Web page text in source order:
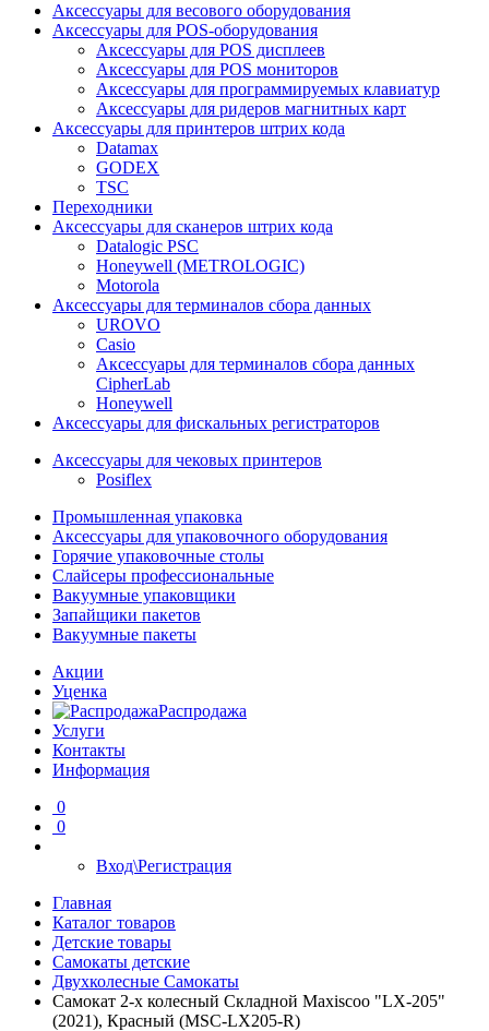
Аксессуары для весового оборудования
Аксессуары для POS-оборудования
Аксессуары для POS дисплеев
Аксессуары для POS мониторов
Аксессуары для программируемых клавиатур
Аксессуары для ридеров магнитных карт
Аксессуары для принтеров штрих кода
Datamax
GODEX
TSC
Переходники
Аксессуары для сканеров штрих кода
Datalogic PSC
Honeywell (METROLOGIC)
Motorola
Аксессуары для терминалов сбора данных
UROVO
Casio
Аксессуары для терминалов сбора данных
CipherLab
Honeywell
Аксессуары для фискальных регистраторов
Аксессуары для чековых принтеров
Posiflex
Промышленная упаковка
Аксессуары для упаковочного оборудования
Горячие упаковочные столы
Слайсеры профессиональные
Вакуумные упаковщики
Запайщики пакетов
Вакуумные пакеты
Акции
Уценка
Распродажа
Услуги
Контакты
Информация
0
0
Вход\Регистрация
Главная
Каталог товаров
Детские товары
Самокаты детские
Двухколесные Cамокаты
Самокат 2-х колесный Складной Maxiscoo "LX-205"
(2021), Красный (MSC-LX205-R)